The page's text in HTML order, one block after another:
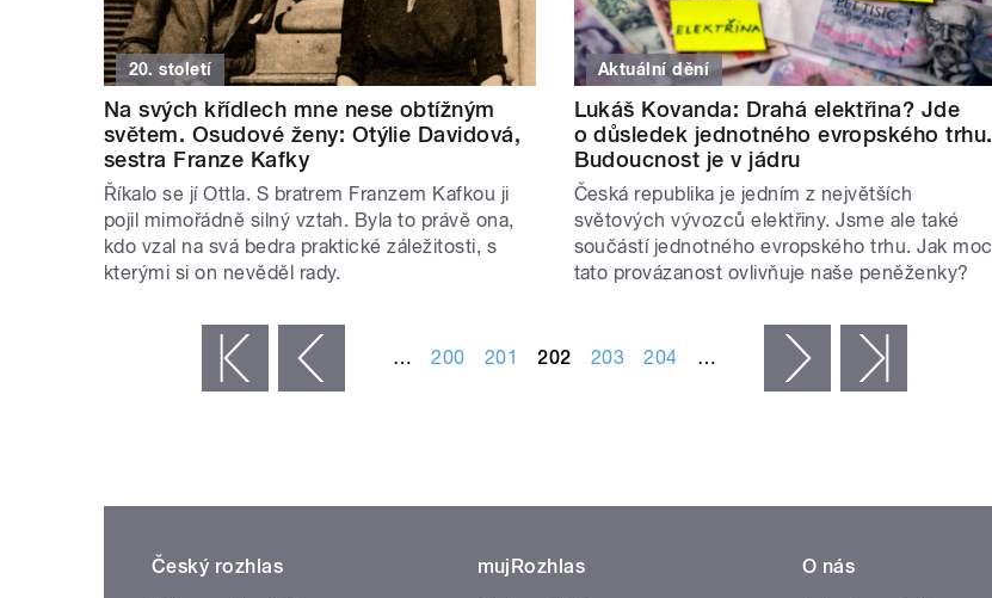
20. století
Na svých křídlech mne nese obtížným
světem. Osudové ženy: Otýlie Davidová,
sestra Franze Kafky
Říkalo se jí Ottla. S bratrem Franzem Kafkou ji
pojil mimořádně silný vztah. Byla to právě ona,
kdo vzal na svá bedra praktické záležitosti, s
kterými si on nevěděl rady.
Aktuální dění
Lukáš Kovanda: Drahá elektřina? Jde
o důsledek jednotného evropského trhu.
Budoucnost je v jádru
Česká republika je jedním z největších
světových vývozců elektřiny. Jsme ale také
součástí jednotného evropského trhu. Jak moc
tato provázanost ovlivňuje naše peněženky?
‹ předchozí … 200 201 202 203 204 … následující ›
Český rozhlas
mujRozhlas
O nás